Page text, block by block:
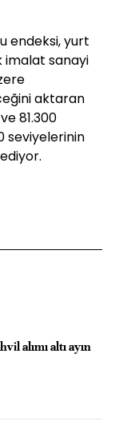
endeksi, yurt
imalat sanayi
aktaran
81.300
seviyelerinin
alımı altı ayın